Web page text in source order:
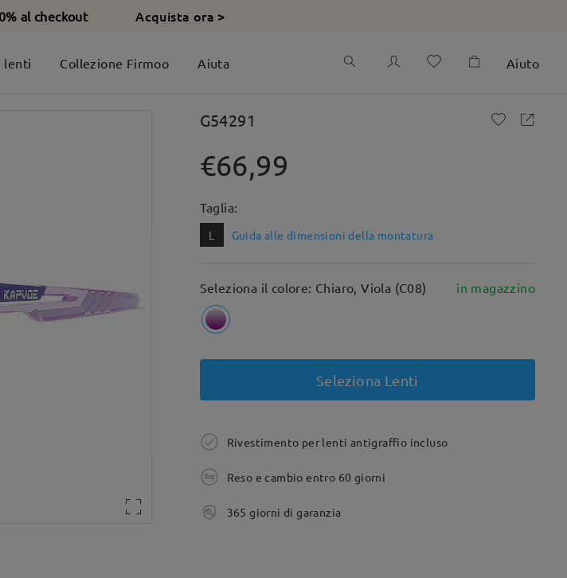
al checkout Acquista ora >
lenti Collezione Firmoo Aiuta Aiuto
G54291
€66,99
Taglia:
L Guida alle dimensioni della montatura
Seleziona il colore: Chiaro, Viola (C08) in magazzino
Seleziona Lenti
Rivestimento per lenti antigraffio incluso
Reso e cambio entro 60 giorni
365 giorni di garanzia